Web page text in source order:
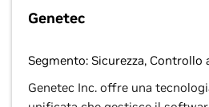
Genetec
Segmento: Sicurezza, Controllo
Genetec Inc. offre una